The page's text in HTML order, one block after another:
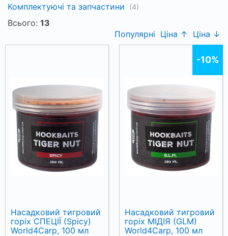
Комплектуючі та запчастини (4)
Всього: 13
Популярні Ціна ↑ Ціна ↓
Насадковий тигровий
горіх СПЕЦІЇ (Spicy)
World4Carp, 100 мл
-10%
Насадковий тигровий
горіх МІДІЯ (GLM)
World4Carp, 100 мл